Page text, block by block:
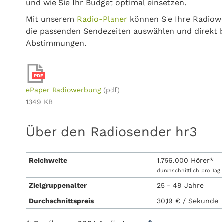
und wie Sie Ihr Budget optimal einsetzen.
Mit unserem Radio-Planer können Sie Ihre
die passenden Sendezeiten auswählen und
Abstimmungen.
PDF
ePaper Radiowerbung (pdf)
1349 KB
Über den Radiosender hr3
Reichweite 1.756.000 Hörer*
durchschnittlich pro Tag
Zielgruppenalter
25 - 49 Jahre
Durchschnittspreis
30,19 € / Sekunde